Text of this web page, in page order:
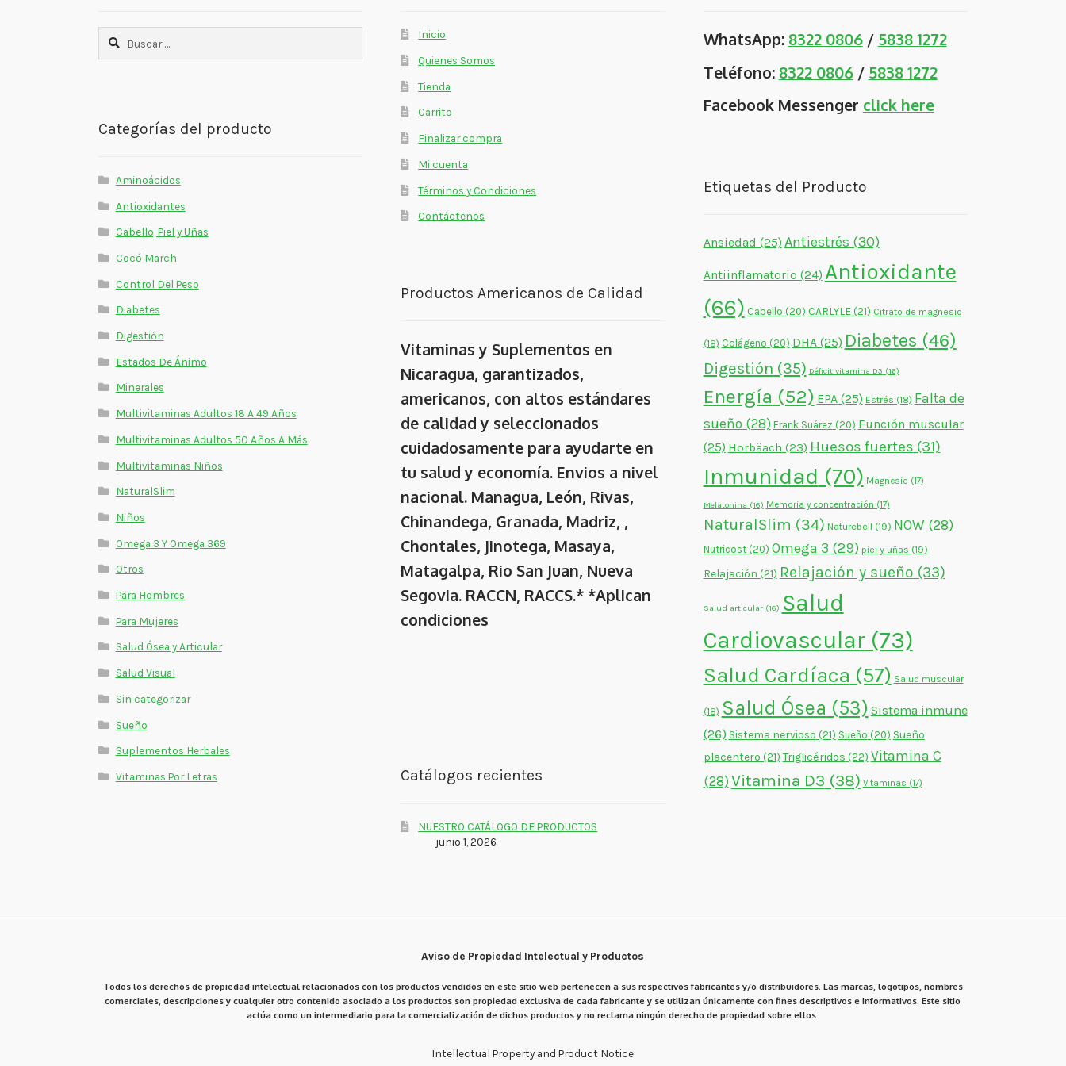
Buscar:
Categorías del producto
Aminoácidos
Antioxidantes
Cabello, Piel y Uñas
Cocó March
Control Del Peso
Diabetes
Digestión
Estados De Ánimo
Minerales
Multivitaminas Adultos 18 A 49 Años
Multivitaminas Adultos 50 Años A Más
Multivitaminas Niños
NaturalSlim
Niños
Omega 3 Y Omega 369
Otros
Para Hombres
Para Mujeres
Salud Ósea y Articular
Salud Visual
Sin categorizar
Sueño
Suplementos Herbales
Vitaminas Por Letras
Inicio
Quienes Somos
Tienda
Carrito
Finalizar compra
Mi cuenta
Términos y Condiciones
Contáctenos
Productos Americanos de Calidad
Vitaminas y Suplementos en
Nicaragua, garantizados,
americanos, con altos estándares
de calidad y seleccionados
cuidadosamente para ayudarte en
tu salud y economía. Envios a nivel
nacional. Managua, León, Rivas,
Chinandega, Granada, Madriz, ,
Chontales, Jinotega, Masaya,
Matagalpa, Rio San Juan, Nueva
Segovia. RACCN, RACCS.* *Aplican
condiciones
Catálogos recientes
NUESTRO CATÁLOGO DE PRODUCTOS
junio 1, 2026
WhatsApp: 8322 0806/ 5838 1272
Teléfono: 8322 0806/ 5838 1272
Facebook Messenger click here
Etiquetas del Producto
Ansiedad (25) Antiestrés (30)
Antiinflamatorio (24) Antioxidante
(66) Cabello (20) CARLYLE(21) Citrato de magnesio
(18) Colágeno (20) DHA(25) Diabetes (46)
Digestión (35) Déficit vitamina D3 (16)
Energía (52) EPA(25) Estrés (18) Falta de
sueño (28) Frank Suárez (20) Función muscular
(25) Horbäach (23) Huesos fuertes (31)
Inmunidad (70) Magnesio (17)
Melatonina (16) Memoria y concentración (17)
NaturalSlim (34) Naturebell (19) NOW (28)
Nutricost(20) Omega 3 (29) piel y uñas (19)
Relajación (21) Relajación y sueño (33)
Salud articular(16) Salud
Cardiovascular(73)
Salud Cardíaca (57) Salud muscular
(18) Salud Ósea (53) Sistema inmune
(26) Sistema nervioso (21) Sueño (20) Sueño
placentero (21) Triglicéridos (22) Vitamina C
(28) Vitamina D3 (38) Vitaminas (17)
Aviso de Propiedad Intelectual y Productos
Todos los derechos de propiedad intelectual relacionados con los productos vendidos en este sitio web pertenecen a sus respectivos fabricantes y/o distribuidores. Las marcas, logotipos, nombres
comerciales, descripciones y cualquier otro contenido asociado a los productos son propiedad exclusiva de cada fabricante y se utilizan únicamente con fines descriptivos e informativos. Este sitio
actúa como un intermediario para la comercialización de dichos productos y no reclama ningún derecho de propiedad sobre ellos.
Intellectual Property and Product Notice